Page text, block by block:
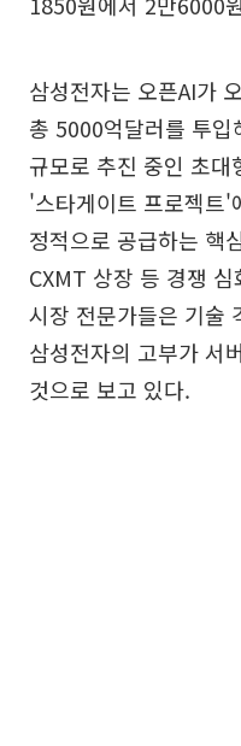
삼성전자는 오픈AI가
총 5000억달러를 투
규모로 추진 중인 초대
'스타게이트 프로젝트'
정적으로 공급하는 핵
CXMT 상장 등 경쟁
시장 전문가들은 기술
삼성전자의 고부가 서
것으로 보고 있다.